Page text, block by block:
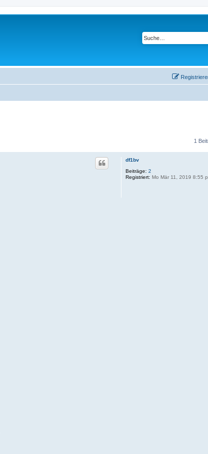
1
df1bv
Beiträge: 2
Registriert: Mo Mär 11, 2019 8:55